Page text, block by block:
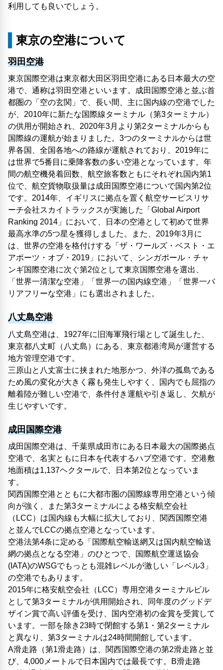
利用しても良いでしょう。
東京の空港について
羽田空港
東京国際空港は東京都大田区羽田空港にある日本最大の空
港で、通称は羽田空港といいます。成田国際空港と並ぶ首
都圏の「空の玄関」で、長い間、主に国内線の空港でした
が、2010年に新たな国際線ターミナル（第3ターミナル）
の供用が開始され、2020年3月より第2ターミナルからも
国際線の運航が始まりました。3つのターミナルからは世
界各国、全国各地への路線が運航されており、2019年に
は世界で5番目に乗降客数の多い空港となっています。年
間の航空機発着回数、航空旅客数ともにそれぞれ国内第1
位で、航空貨物取扱量は成田国際空港についで国内第2位
です。2014年、イギリスに拠点を置く航空サービスリサ
ーチ会社スカイトラックスが実施した「Global Airport
Ranking 2014」において、日本の空港として初めて世界
最高水準の5つ星を獲得しました。また、2019年3月に
は、世界の空港を格付けする「ザ・ワールズ・ベスト・エ
アポーツ・オブ・2019」において、シンガポール・チャ
ンギ国際空港に次ぐ第2位として東京国際空港を選出、
「世界一清潔な空港」「世界一の国内線空港」「世界一バ
リアフリーな空港」にも選出されました。
八丈島空港
八丈島空港は、1927年に旧海軍飛行場として誕生した、
東京都八丈町（八丈島）にある、東京都港湾局が運営する
地方管理空港です。
三原山と八丈富士に挟まれた地形かつ、外洋の孤島である
ため風の変化が大きく霧も発生しやすく、国内でも屈指の
離着陸が難しい空港で、条件付き運航や引き返し、欠航が
生じやすいです。
成田国際空港
成田国際空港は、千葉県成田市にある日本最大の国際拠点
空港で、名実ともに日本を代表するハブ空港です。空港敷
地面積は1,137ヘクタールで、日本第2位となっていま
す。
関西国際空港とともに大都市圏の国際線専用空港という傾
向が強く、また第3ターミナルによる格安航空会社
（LCC）は国内線も大幅に拡大しており、関西国際空港
と並んでLCCの拠点空港となっています。
空港法第4条に定める「国際航空輸送網又は国内航空輸送
網の拠点となる空港」のひとつで、国際航空運送協会
(IATA)のWSGでもっとも混雑レベルが激しい「レベル3」
の空港でもあります。
2015年に格安航空会社（LCC）専用空港ターミナルビル
として第3ターミナルが供用開始され、同年度のグッドデ
ザイン賞で高い評価を受け、国内空港初の金賞を受賞して
います。一部を除き23時で閉館する第1・第2ターミナル
と異なり、第3ターミナルは24時間開館しています。
A滑走路（第1滑走路）は、関西国際空港の第2滑走路と並
び、4,000メートルで日本国内では最長です。B滑走路